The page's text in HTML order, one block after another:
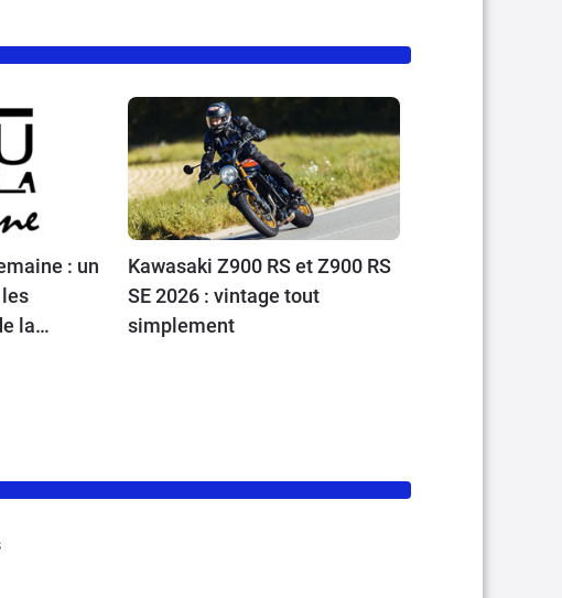
: un
la
et
à l’essai
Kawasaki Z900 RS et Z900 RS
SE 2026 : vintage tout
simplement